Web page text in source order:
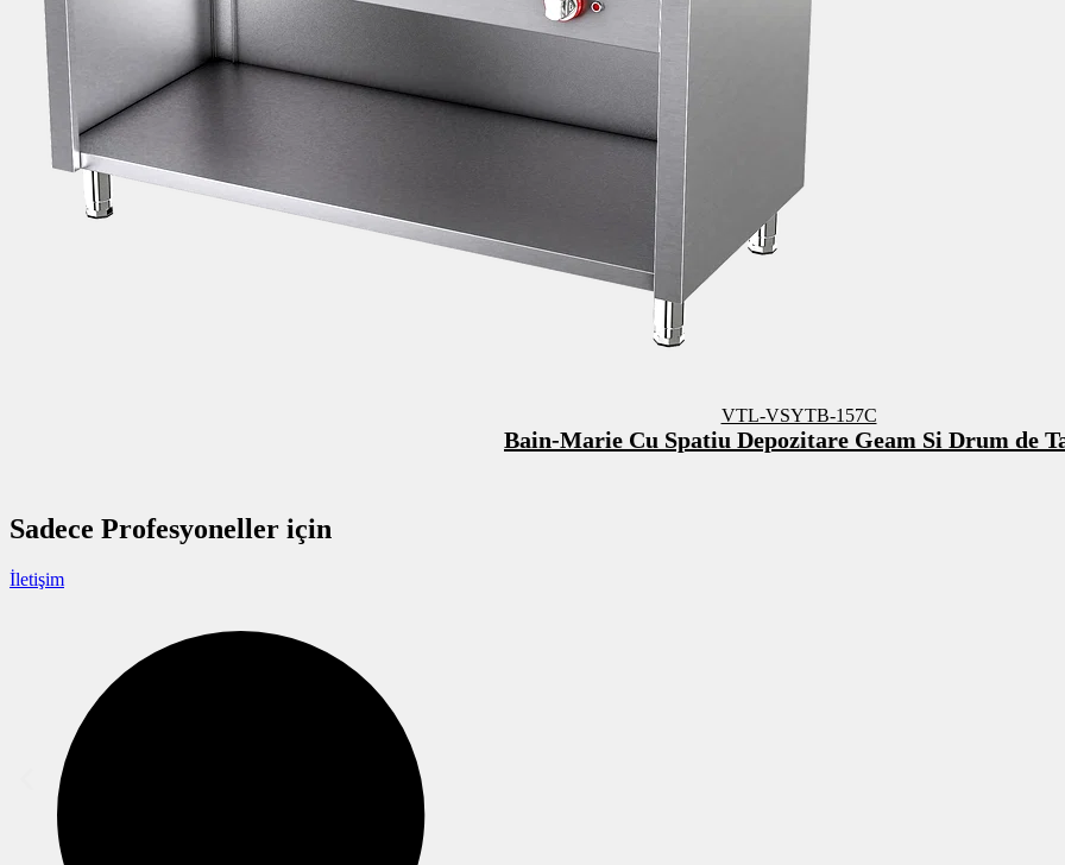
VTL-VSYTB-157C
Bain-Marie Cu Spatiu Depozitare Geam Si Drum de
Sadece Profesyoneller için
İletişim